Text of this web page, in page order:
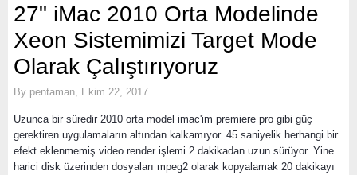
27" iMac 2010 Orta Modelinde
Xeon Sistemimizi Target Mode
Olarak Çalıştırıyoruz
By pentaman Ekim 22, 2017
Uzunca bir süredir 2010 orta model imac'im premiere pro gibi güç
gerektiren uygulamaların altından kalkamıyor. 45 saniyelik herhangi bir
efekt eklenmemiş video render işlemi 2 dakikadan uzun sürüyor. Yine
harici disk üzerinden dosyaları mpeg2 olarak kopyalamak 20 dakikayı